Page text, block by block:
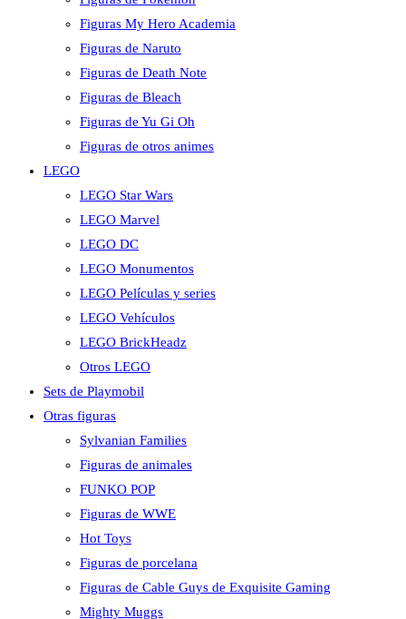
Figuras My Hero Academia
Figuras de Naruto
Figuras de Death Note
Figuras de Bleach
Figuras de Yu Gi Oh
Figuras de otros animes
LEGO
LEGO Star Wars
LEGO Marvel
LEGO DC
LEGO Monumentos
LEGO Películas y series
LEGO Vehículos
LEGO BrickHeadz
Otros LEGO
Sets de Playmobil
Otras figuras
Sylvanian Families
Figuras de animales
FUNKO POP
Figuras de WWE
Hot Toys
Figuras de porcelana
Figuras de Cable Guys de Exquisite Gaming
Mighty Muggs